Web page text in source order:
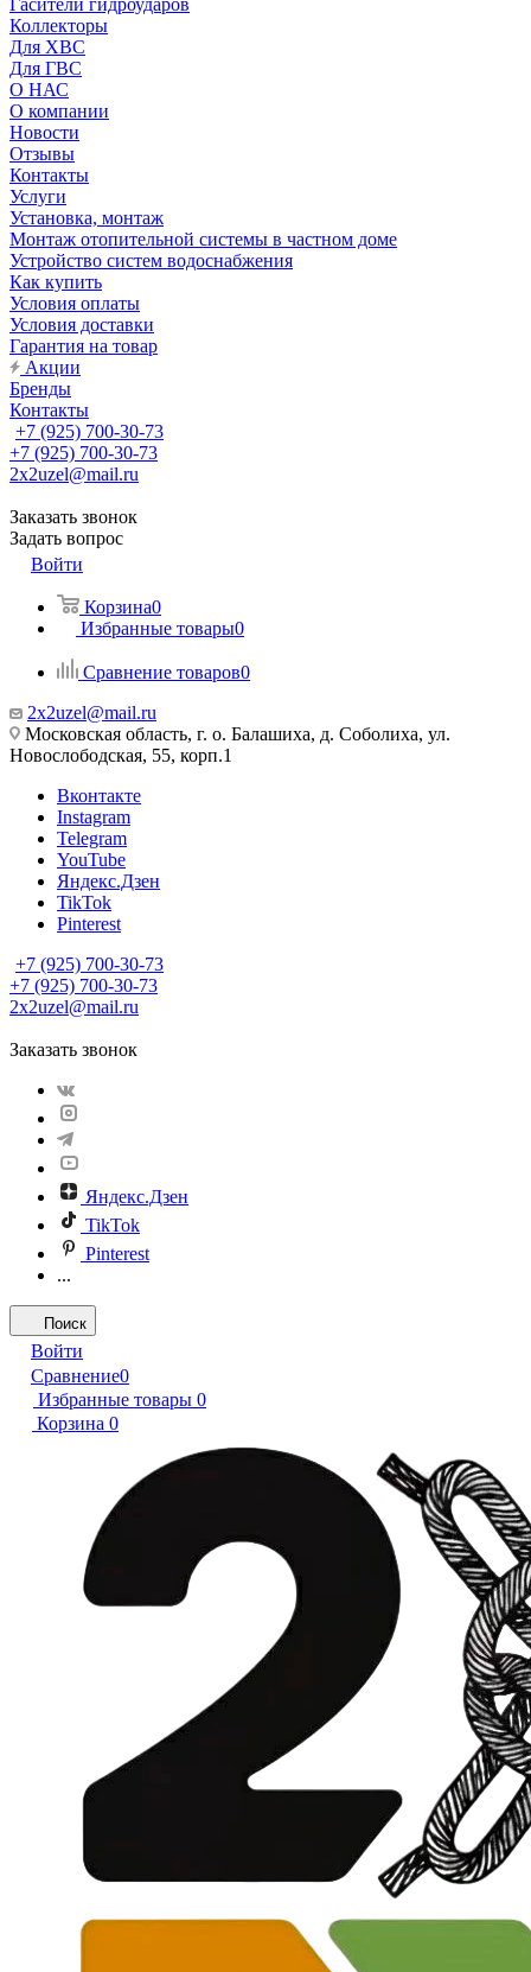
Гасители гидроударов
Коллекторы
Для ХВС
Для ГВС
О НАС
О компании
Новости
Отзывы
Контакты
Услуги
Установка, монтаж
Монтаж отопительной системы в частном доме
Устройство систем водоснабжения
Как купить
Условия оплаты
Условия доставки
Гарантия на товар
Акции
Бренды
Контакты
+7 (925) 700-30-73
+7 (925) 700-30-73
2x2uzel@mail.ru
Заказать звонок
Задать вопрос
Войти
Корзина0
Избранные товары0
Сравнение товаров0
2x2uzel@mail.ru
Московская область, г. о. Балашиха, д. Соболиха, ул.
Новослободская, 55, корп.1
Вконтакте
Instagram
Telegram
YouTube
Яндекс.Дзен
TikTok
Pinterest
+7 (925) 700-30-73
+7 (925) 700-30-73
2x2uzel@mail.ru
Заказать звонок
Яндекс.Дзен
TikTok
Pinterest
...
Поиск
Войти
Сравнение0
Избранные товары 0
Корзина 0